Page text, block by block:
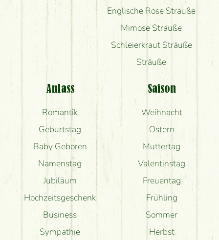
Englische Rose Sträuße
Mimose Sträuße
Schleierkraut Sträuße
Sträuße
Anlass
Romantik
Geburtstag
Baby Geboren
Namenstag
Jubiläum
Hochzeitsgeschenk
Business
Sympathie
Saison
Weihnacht
Ostern
Muttertag
Valentinstag
Freuentag
Frühling
Sommer
Herbst